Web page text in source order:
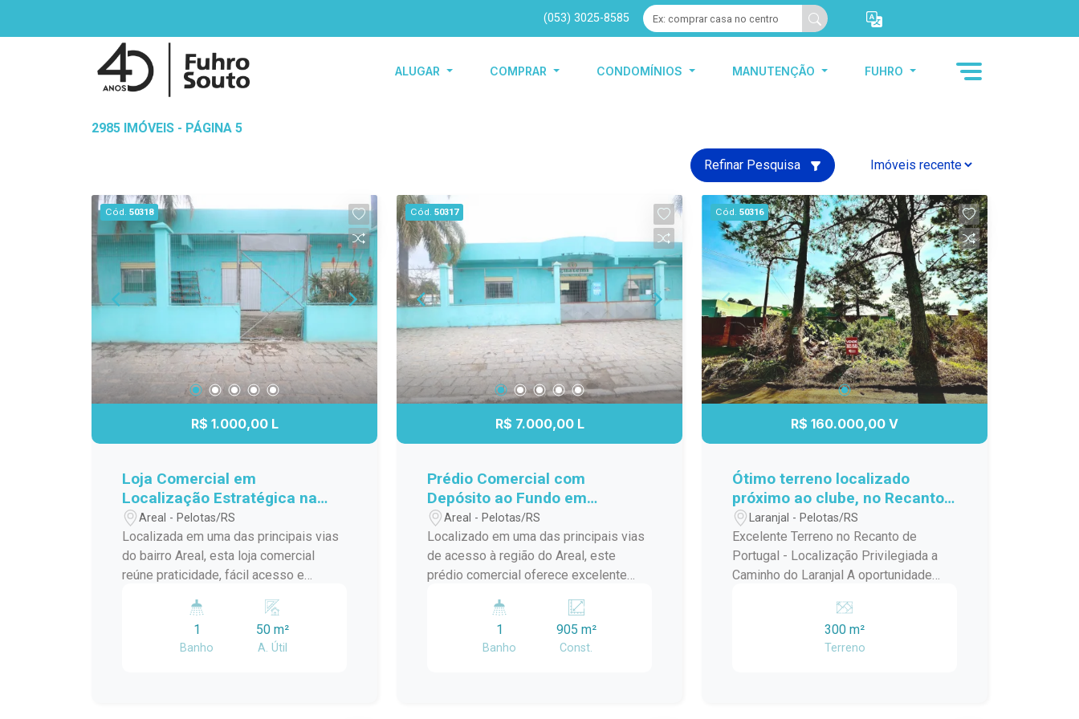
(053) 3025-8585
ALUGAR COMPRAR CONDOMÍNIOS MANUTENÇÃO FUHRO
2985 IMÓVEIS - PÁGINA 5
Refinar Pesquisa
Cód. 50318
R$ 1.000,00 L
Loja Comercial em
Localização Estratégica na
Avenida Mário Peiruque
Areal - Pelotas/RS
Localizada em uma das principais vias
do bairro Areal, esta loja comercial
reúne praticidade, fácil acesso e
que buscam um endereço estratégico.
Com um espaço funcional e versátil, o
imóvel é uma ótima opção para quem
1
Banho
50 m²
A. Útil
Cód. 50317
R$ 7.000,00 L
Prédio Comercial com
Depósito ao Fundo em
Localização Estratégica na
Avenida Mário Peiruque
Areal - Pelotas/RS
Localizado em uma das principais vias
de acesso à região do Areal, este
prédio comercial oferece excelente
uma estrutura versátil para diferentes
segmentos empresariais. Com
ambientes amplos e bem distribuídos,
1
Banho
905 m²
Const.
Cód. 50316
R$ 160.000,00 V
Ótimo terreno localizado
próximo ao clube, no Recanto
de Portugal.
Laranjal - Pelotas/RS
Excelente Terreno no Recanto de
Portugal - Localização Privilegiada a
Caminho do Laranjal A oportunidade
sonhos ou investir em uma das regiões
que mais cresce em Pelotas!
Localizado no Recanto de Portugal, em
300 m²
Terreno